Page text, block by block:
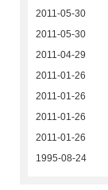
2011-05-30
2011-05-30
2011-04-29
2011-01-26
2011-01-26
2011-01-26
2011-01-26
1995-08-24